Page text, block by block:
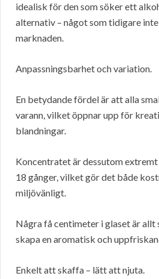
idealisk för den som söker ett
alternativ – något som tidigare
marknaden.
Anpassningsbarhet och variation.
En betydande fördel är att alla
varann, vilket öppnar upp för
blandningar.
Koncentratet är dessutom
18 gånger, vilket gör det både
miljövänligt.
Några få centimeter i glaset är
skapa en aromatisk och
Enkelt att skaffa – lätt att njuta.